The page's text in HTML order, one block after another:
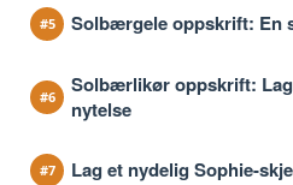
Solbærgele oppskrift: En
Solbærlikør oppskrift:
nytelse
Lag et nydelig Sophie-